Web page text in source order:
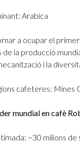
Arabica
a ocupar el
la producció
i la
cafeteres: Mines
mundial en cafè
~30 milions de